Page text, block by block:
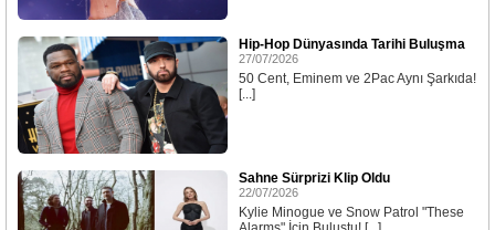
Hip-Hop Dünyasında Tarihi Buluşma
27/07/2026
50 Cent, Eminem ve 2Pac Aynı Şarkıda!
[...]
Sahne Sürprizi Klip Oldu
22/07/2026
Kylie Minogue ve Snow Patrol "These